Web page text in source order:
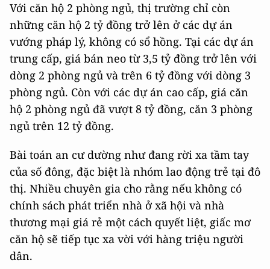
Với căn hộ 2 phòng ngủ, thị trường chỉ còn
những căn hộ 2 tỷ đồng trở lên ở các dự án
vướng pháp lý, không có sổ hồng. Tại các dự án
trung cấp, giá bán neo từ 3,5 tỷ đồng trở lên với
dòng 2 phòng ngủ và trên 6 tỷ đồng với dòng 3
phòng ngủ. Còn với các dự án cao cấp, giá căn
hộ 2 phòng ngủ đã vượt 8 tỷ đồng, căn 3 phòng
ngủ trên 12 tỷ đồng.
Bài toán an cư dường như đang rời xa tầm tay
của số đông, đặc biệt là nhóm lao động trẻ tại đô
thị. Nhiều chuyên gia cho rằng nếu không có
chính sách phát triển nhà ở xã hội và nhà
thương mại giá rẻ một cách quyết liệt, giấc mơ
căn hộ sẽ tiếp tục xa vời với hàng triệu người
dân.